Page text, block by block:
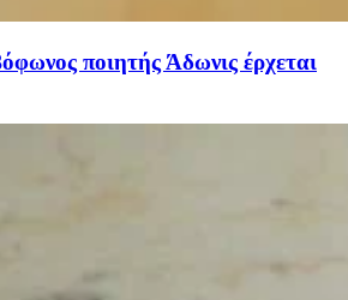
ποιητής Άδωνις έρχεται